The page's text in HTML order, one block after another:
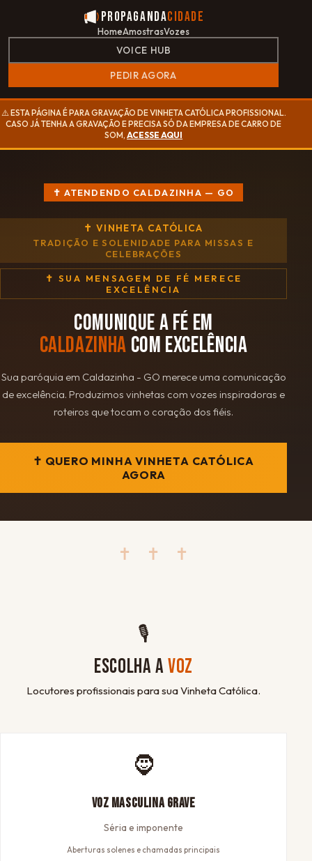
PropagandaCidade
HomeAmostrasVozes
VOICE HUB
PEDIR AGORA
⚠️ ESTA PÁGINA É PARA GRAVAÇÃO DE VINHETA CATÓLICA PROFISSIONAL.
CASO JÁ TENHA A GRAVAÇÃO E PRECISA SÓ DA EMPRESA DE CARRO DE
SOM,ACESSE AQUI
✝ ATENDENDO CALDAZINHA — GO
✝ VINHETA CATÓLICA
TRADIÇÃO E SOLENIDADE PARA MISSAS E
CELEBRAÇÕES
✝ SUA MENSAGEM DE FÉ MERECE
EXCELÊNCIA
COMUNIQUE A FÉ EM
CALDAZINHA COM EXCELÊNCIA
Sua paróquia em Caldazinha - GO merece uma comunicação
de excelência. Produzimos vinhetas com vozes inspiradoras e
roteiros que tocam o coração dos fiéis.
✝ QUERO MINHA VINHETA CATÓLICA
AGORA
✝ ✝ ✝
🎙
ESCOLHA AVOZ
Locutores profissionais para sua Vinheta Católica.
🧔
Voz Masculina Grave
Séria e imponente
Aberturas solenes e chamadas principais